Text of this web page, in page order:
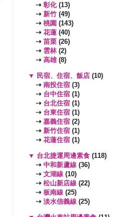
⇢ 彰化(13)
⇢ 新竹 (49)
⇢ 桃園 (143)
⇢ 花蓮 (40)
⇢ 苗栗 (26)
⇢ 雲林(2)
⇢ 高雄(8)
▼ 民宿、住宿、飯店 (10)
⇢ 南投住宿 (3)
⇢ 台中住宿 (1)
⇢ 台北住宿 (1)
⇢ 台東住宿 (1)
⇢ 嘉義住宿 (2)
⇢ 新竹住宿 (1)
⇢ 花蓮住宿 (1)
▼ 台北捷運周邊素食 (118)
⇢ 中和新蘆線 (36)
⇢ 文湖線 (10)
⇢ 松山新店線 (22)
⇢ 板南線 (25)
⇢ 淡水信義線 (25)